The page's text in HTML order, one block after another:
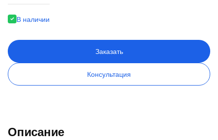
В наличии
Заказать
Консультация
Описание